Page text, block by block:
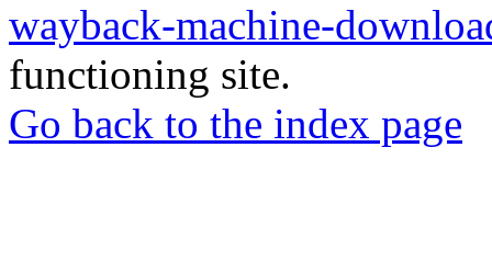
wayback-machine-
functioning site.
Go back to the index page